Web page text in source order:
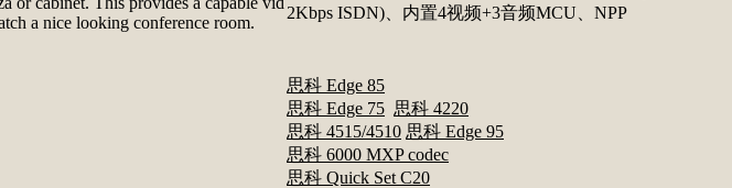
a nice looking conference room.
2Kbps ISDN)、内置4视频+3音频MCU、NPP
思科 Edge 85
思科 Edge 75 思科 4220
思科 4515/4510 思科 Edge 95
思科 6000 MXP codec
思科 Quick Set C20